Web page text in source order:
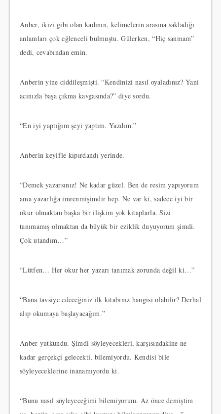
Anber, ikizi gibi olan kadının, kelimelerin arasına sakladığı
anlamları çok eğlenceli bulmuştu. Gülerken, “Hiç sanmam”
dedi, cevabından emin.
Anberin yine ciddileşmişti. “Kendinizi nasıl oyaladınız? Yani
acınızla başa çıkma kavgasında?” diye sordu.
“En iyi yaptığım şeyi yaptım. Yazdım.”
Anberin keyifle kıpırdandı yerinde.
“Demek yazarsınız! Ne kadar güzel. Ben de resim yapıyorum
ama yazarlığa imrenmişimdir hep. Ne var ki, sadece iyi bir
okur olmaktan başka bir ilişkim yok kitaplarla. Sizi
tanımamış olmaktan da büyük bir eziklik duyuyorum şimdi.
Çok utandım…”
“Lütfen… Her okur her yazarı tanımak zorunda değil ki…”
“Bana tavsiye edeceğiniz ilk kitabınız hangisi olabilir? Derhal
alıp okumaya başlayacağım.”
Anber yutkundu. Şimdi söyleyecekleri, karşısındakine ne
kadar gerçekçi gelecekti, bilemiyordu. Kendisi bile
söyleyeceklerine inanamıyordu ki.
“Bunu nasıl söyleyeceğimi bilemiyorum. Az önce demiştim